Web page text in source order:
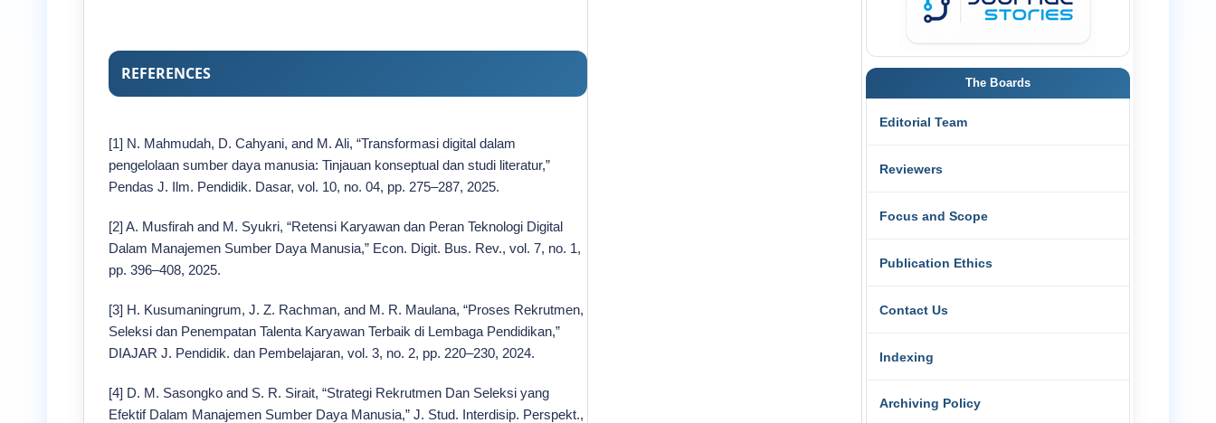
REFERENCES
[1] N. Mahmudah, D. Cahyani, and M. Ali, “Transformasi digital dalam
pengelolaan sumber daya manusia: Tinjauan konseptual dan studi literatur,”
Pendas J. Ilm. Pendidik. Dasar, vol. 10, no. 04, pp. 275–287, 2025.
[2] A. Musfirah and M. Syukri, “Retensi Karyawan dan Peran Teknologi Digital
Dalam Manajemen Sumber Daya Manusia,” Econ. Digit. Bus. Rev., vol. 7, no. 1,
pp. 396–408, 2025.
[3] H. Kusumaningrum, J. Z. Rachman, and M. R. Maulana, “Proses Rekrutmen,
Seleksi dan Penempatan Talenta Karyawan Terbaik di Lembaga Pendidikan,”
DIAJAR J. Pendidik. dan Pembelajaran, vol. 3, no. 2, pp. 220–230, 2024.
[4] D. M. Sasongko and S. R. Sirait, “Strategi Rekrutmen Dan Seleksi yang
Efektif Dalam Manajemen Sumber Daya Manusia,” J. Stud. Interdisip. Perspekt.,
The Boards
Editorial Team
Reviewers
Focus and Scope
Publication Ethics
Contact Us
Indexing
Archiving Policy